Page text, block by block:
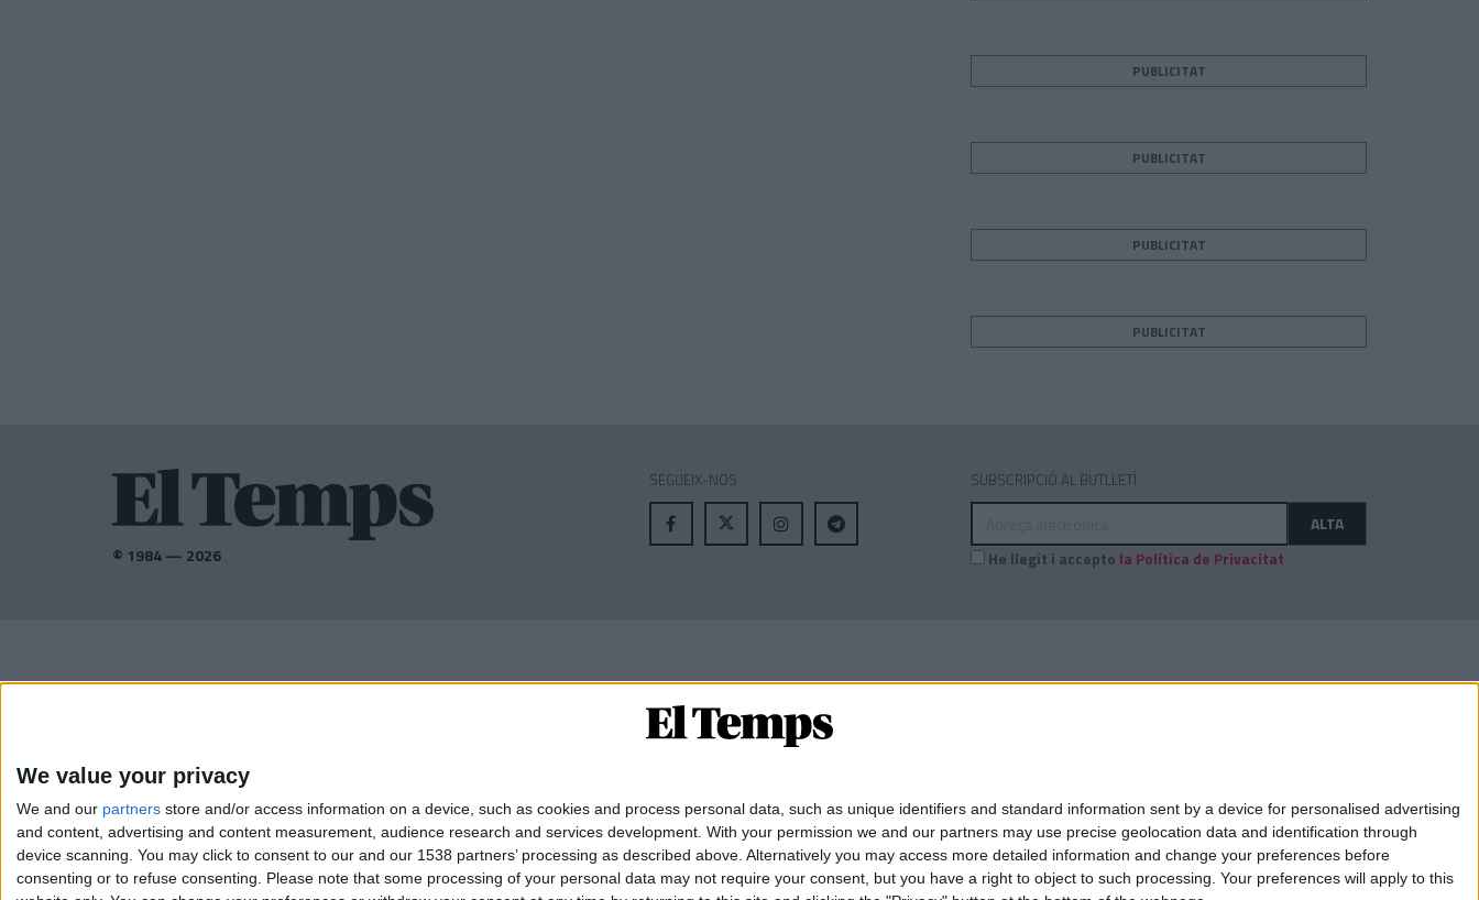
We value your privacy
We and our partners store and/or access information on a device, such as cookies and process personal data, such as unique identifiers and standard information sent by a device for personalised advertising
and content, advertising and content measurement, audience research and services development. With your permission we and our partners may use precise geolocation data and identification through
device scanning. You may click to consent to our and our 1538 partners’ processing as described above. Alternatively you may access more detailed information and change your preferences before
consenting or to refuse consenting.
Please note that some processing of your personal data may not require your consent, but you have a right to object to such processing. Your preferences will apply to this
PUBLICITAT
PUBLICITAT
PUBLICITAT
PUBLICITAT
© 1984 — 2026
SEGUEIX-NOS SUBSCRIPCIÓ AL BUTLLETÍ
Adreça
ALTA
He llegit i accepto la Política de Privacitat